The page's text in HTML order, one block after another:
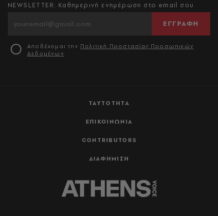
ΤΑΥΤΟΤΗΤΑ
ΕΠΙΚΟΙΝΩΝΙΑ
CONTRIBUTORS
ΔΙΑΦΗΜΙΣΗ
NEWSLETTER: Καθημερινή ενημέρωση στο email σου
ΕΓΓΡΑΦΗ
Αποδέχομαι την Πολιτική Προστασίας Προσωπικών
Δεδομένων